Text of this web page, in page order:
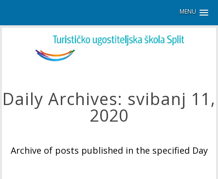
MENU
Daily Archives: svibanj 11,
2020
Archive of posts published in the specified Day